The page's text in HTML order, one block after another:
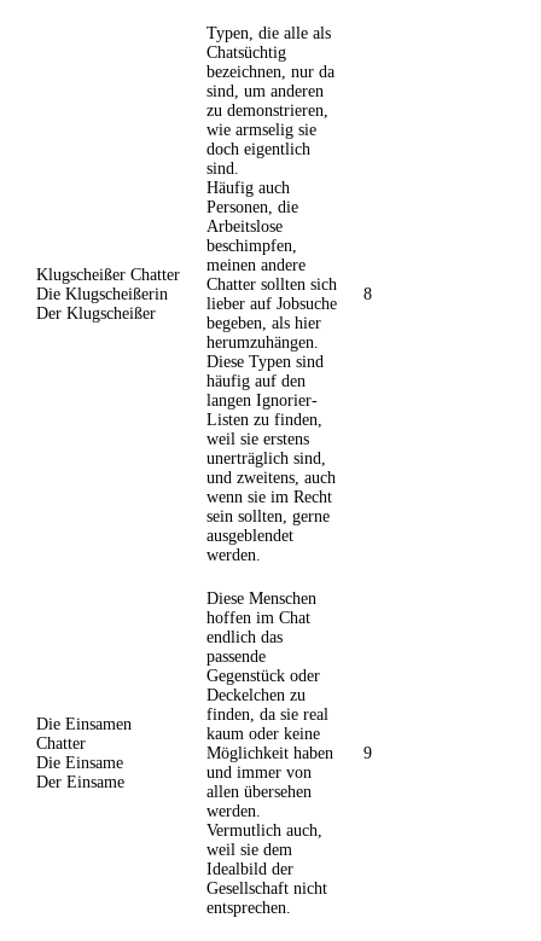
Klugscheißer Chatter
Die Klugscheißerin
Der Klugscheißer
Typen, die alle als
Chatsüchtig
bezeichnen, nur da
sind, um anderen
zu demonstrieren,
wie armselig sie
doch eigentlich
sind.
Häufig auch
Personen, die
Arbeitslose
beschimpfen,
meinen andere
Chatter sollten sich
lieber auf Jobsuche
begeben, als hier
herumzuhängen.
Diese Typen sind
häufig auf den
langen Ignorier-
Listen zu finden,
weil sie erstens
unerträglich sind,
und zweitens, auch
wenn sie im Recht
sein sollten, gerne
ausgeblendet
werden.
8
Die Einsamen
Chatter
Die Einsame
Der Einsame
Diese Menschen
hoffen im Chat
endlich das
passende
Gegenstück oder
Deckelchen zu
finden, da sie real
kaum oder keine
Möglichkeit haben
und immer von
allen übersehen
werden.
Vermutlich auch,
weil sie dem
Idealbild der
Gesellschaft nicht
entsprechen.
9